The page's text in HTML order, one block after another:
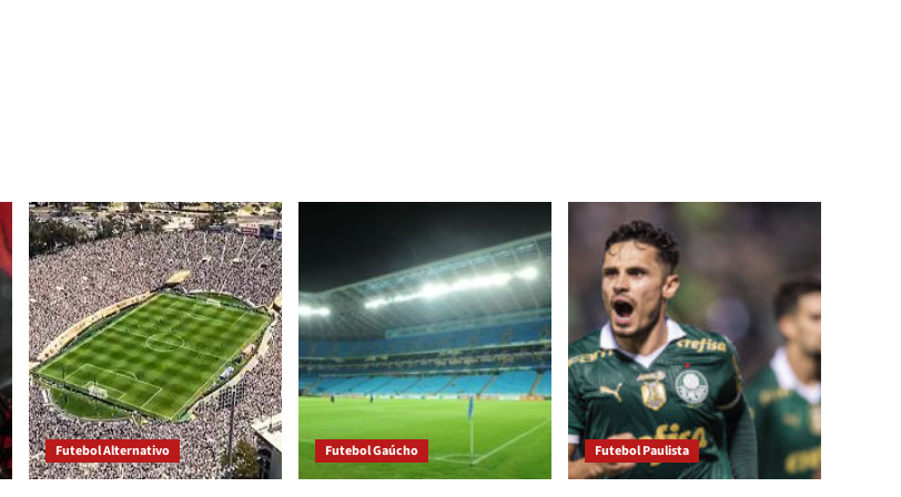
Futebol Alternativo Futebol Gaúcho Futebol Paulista